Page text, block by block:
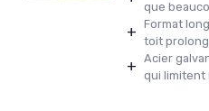
que
+ Format
toit
+ Acier
qui limitent